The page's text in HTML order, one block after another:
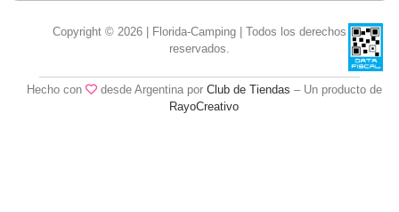
Copyright © 2026 | Florida-Camping | Todos los derechos
reservados.
Hecho con desde Argentina por Club de Tiendas – Un producto de
RayoCreativo